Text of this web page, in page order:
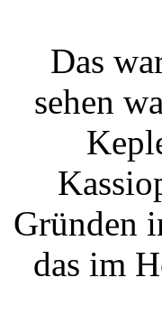
Das
sehen
Gründen
das im